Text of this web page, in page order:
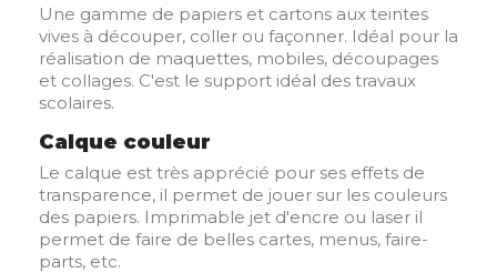
Une gamme de papiers et cartons aux teintes
vives à découper, coller ou façonner. Idéal pour la
réalisation de maquettes, mobiles, découpages
et collages. C'est le support idéal des travaux
scolaires.
Calque couleur
Le calque est très apprécié pour ses effets de
transparence, il permet de jouer sur les couleurs
des papiers. Imprimable jet d'encre ou laser il
permet de faire de belles cartes, menus, faire-
parts, etc.